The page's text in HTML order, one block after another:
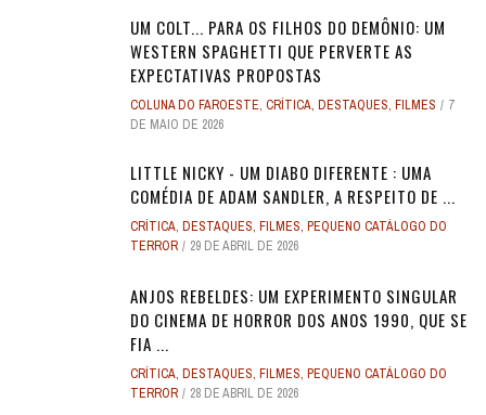
UM COLT... PARA OS FILHOS DO DEMÔNIO: UM
WESTERN SPAGHETTI QUE PERVERTE AS
EXPECTATIVAS PROPOSTAS
COLUNA DO FAROESTE, CRÍTICA, DESTAQUES, FILMES
7
DE MAIO DE 2026
LITTLE NICKY - UM DIABO DIFERENTE : UMA
COMÉDIA DE ADAM SANDLER, A RESPEITO DE ...
CRÍTICA, DESTAQUES, FILMES, PEQUENO CATÁLOGO DO
TERROR
29 DE ABRIL DE 2026
ANJOS REBELDES: UM EXPERIMENTO SINGULAR
DO CINEMA DE HORROR DOS ANOS 1990, QUE SE
FIA ...
CRÍTICA, DESTAQUES, FILMES, PEQUENO CATÁLOGO DO
TERROR
28 DE ABRIL DE 2026